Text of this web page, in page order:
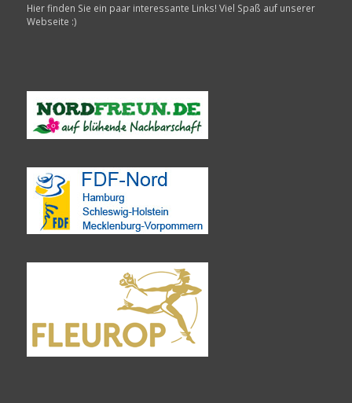
Hier finden Sie ein paar interessante Links! Viel Spaß auf unserer
Webseite :)